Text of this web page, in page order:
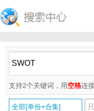
支持2个关键词，用空格连
全部[单份+合集]